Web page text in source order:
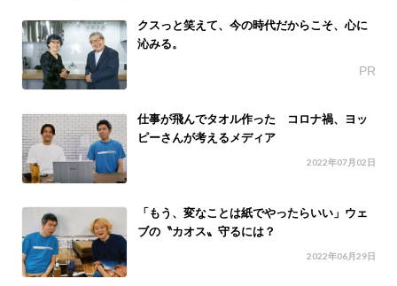
クスっと笑えて、今の時代だからこそ、心に
沁みる。
PR
仕事が飛んでタオル作った コロナ禍、ヨッ
ピーさんが考えるメディア
2022年07月02日
「もう、変なことは紙でやったらいい」ウェ
ブの〝カオス〟守るには？
2022年06月29日